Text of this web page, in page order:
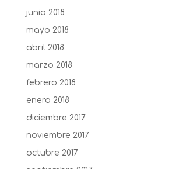
junio 2018
mayo 2018
abril 2018
marzo 2018
febrero 2018
enero 2018
diciembre 2017
noviembre 2017
octubre 2017